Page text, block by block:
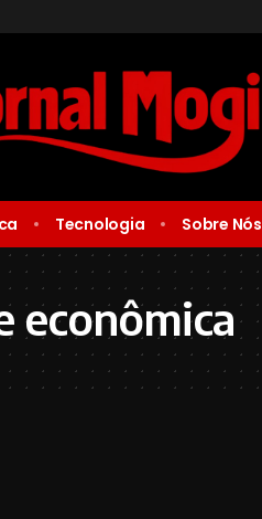
Tecnologia Sobre Nós
econômica